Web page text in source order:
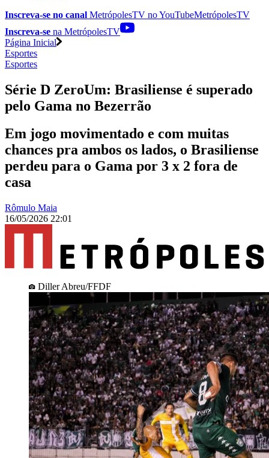
Inscreva-se no canal MetrópolesTV noYouTubeMetrópolesTV
Inscreva-se na MetrópolesTV
Página Inicial
Esportes
Esportes
Série D ZeroUm: Brasiliense é superado
pelo Gama no Bezerrão
Em jogo movimentado e com muitas
chances pra ambos os lados, o Brasiliense
perdeu para o Gama por 3 x 2 fora de
casa
Rômulo Maia
16/05/2026 22:01
Diller Abreu/FFDF